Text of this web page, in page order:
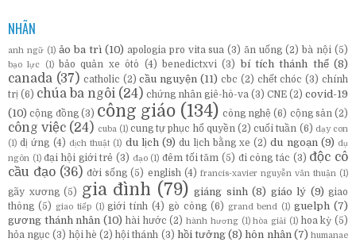
NHÃN
anh ngữ (1) ảo ba trì (10) apologia pro vita sua (3) ăn uống (2) bà nội (5)
bạo lực (1) bảo quản xe ôtô (4) benedictxvi (3) bí tích thánh thể (8)
canada (37) catholic (2) cầu nguyện (11) cbc (2) chết chóc (3) chính
trị (6) chúa ba ngôi (24) chứng nhân giê-hô-va (3) CNE (2) covid-19
(10) cộng đồng (3) công giáo (134) công nghệ (6) cộng sản (2)
công việc (24) cuba (1) cung tự phục hổ quyền (2) cuối tuần (6) dạy con
(1) dị ứng (4) dịch thuật (1) du lịch (9) du lịch bằng xe (2) du ngoạn (9) dụ
ngôn (1) đại hội giới trẻ (3) đạo (1) đêm tối tăm (5) đi công tác (3) độc cô
cầu đạo (36) đời sống (5) english (4) francis-xavier nguyễn văn thuận (1)
gãy xương (5) gia đình (79) giáng sinh (8) giáo lý (9) giao
thông (5) giao tiếp (1) giới tính (4) gò công (6) grand bend (1) guelph (7)
gương thánh nhân (10) hài hước (2) hành hương (1) hòa giải (1) hoa kỳ (5)
hỏa ngục (3) hội hè (2) hội thánh (3) hồi tưởng (8) hôn nhân (7) humanae